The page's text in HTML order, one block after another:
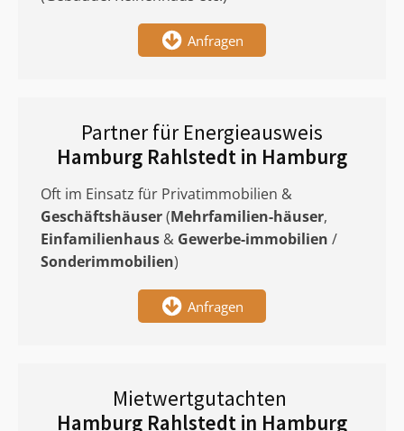
Anfragen
Partner für Energieausweis
Hamburg Rahlstedt in Hamburg
Oft im Einsatz für Privatimmobilien &
Geschäftshäuser(Mehrfamilien-häuser,
Einfamilienhaus & Gewerbe-immobilien /
Sonderimmobilien)
Anfragen
Mietwertgutachten
Hamburg Rahlstedt in Hamburg